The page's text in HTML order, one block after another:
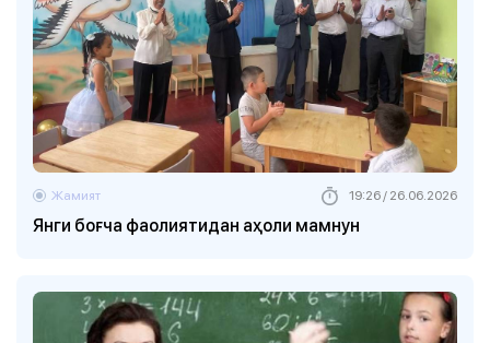
Янги боғча фаолиятидан аҳоли мамнун
Жамият 19:26 / 26.06.2026